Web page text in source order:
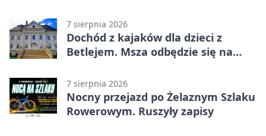
7 sierpnia 2026
Dochód z kajaków dla dzieci z
Betlejem. Msza odbędzie się na
7 sierpnia 2026
Nocny przejazd po Żelaznym Szlaku
Rowerowym. Ruszyły zapisy